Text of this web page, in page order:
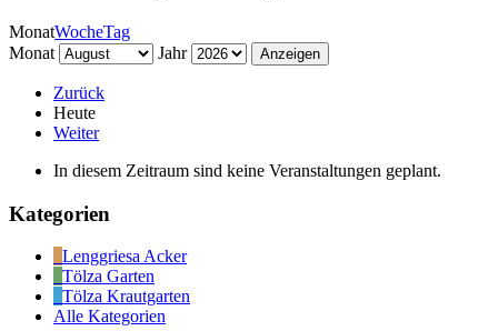
MonatWocheTag
Monat
Jahr
Zurück
Heute
Weiter
In diesem Zeitraum sind keine Veranstaltungen geplant.
Kategorien
Lenggriesa Acker
Tölza Garten
Tölza Krautgarten
Alle Kategorien